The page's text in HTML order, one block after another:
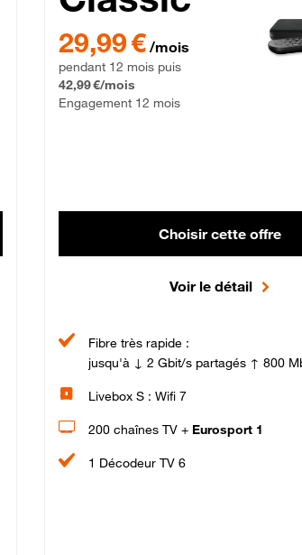
29,99 € par mois pendant 12 mois puis
29,99 € /mois
pendant 12 mois puis
42,99 €/mois
Engagement 12 mois
Choisir cette offre
Voir le détail
Fibre très rapide :
jusqu'à ↓ 2 Gbit/s partagés ↑ 800
Livebox S : Wifi 7
200 chaînes TV + Eurosport 1
1 Décodeur TV 6